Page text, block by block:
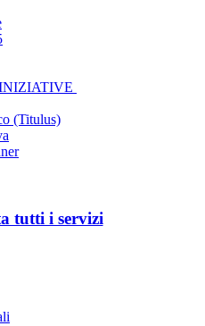
(Titulus)
tutti i servizi